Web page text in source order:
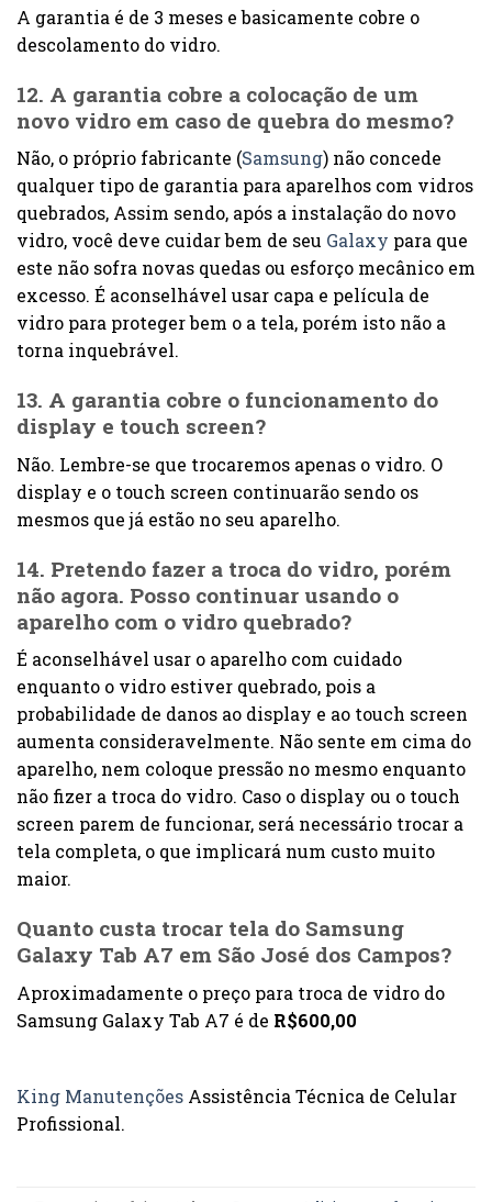
A garantia é de 3 meses e basicamente cobre o
descolamento do vidro.
12. A garantia cobre a colocação de um
novo vidro em caso de quebra do mesmo?
Não, o próprio fabricante (Samsung) não concede
qualquer tipo de garantia para aparelhos com vidros
quebrados, Assim sendo, após a instalação do novo
vidro, você deve cuidar bem de seu Galaxy para que
este não sofra novas quedas ou esforço mecânico em
excesso. É aconselhável usar capa e película de
vidro para proteger bem o a tela, porém isto não a
torna inquebrável.
13. A garantia cobre o funcionamento do
display e touch screen?
Não. Lembre-se que trocaremos apenas o vidro. O
display e o touch screen continuarão sendo os
mesmos que já estão no seu aparelho.
14. Pretendo fazer a troca do vidro, porém
não agora. Posso continuar usando o
aparelho com o vidro quebrado?
É aconselhável usar o aparelho com cuidado
enquanto o vidro estiver quebrado, pois a
probabilidade de danos ao display e ao touch screen
aumenta consideravelmente. Não sente em cima do
aparelho, nem coloque pressão no mesmo enquanto
não fizer a troca do vidro. Caso o display ou o touch
screen parem de funcionar, será necessário trocar a
tela completa, o que implicará num custo muito
maior.
Quanto custa trocar tela do Samsung
Galaxy Tab A7 em São José dos Campos?
Aproximadamente o preço para troca de vidro do
Samsung Galaxy Tab A7 é de R$600,00
King Manutenções Assistência Técnica de Celular
Profissional.